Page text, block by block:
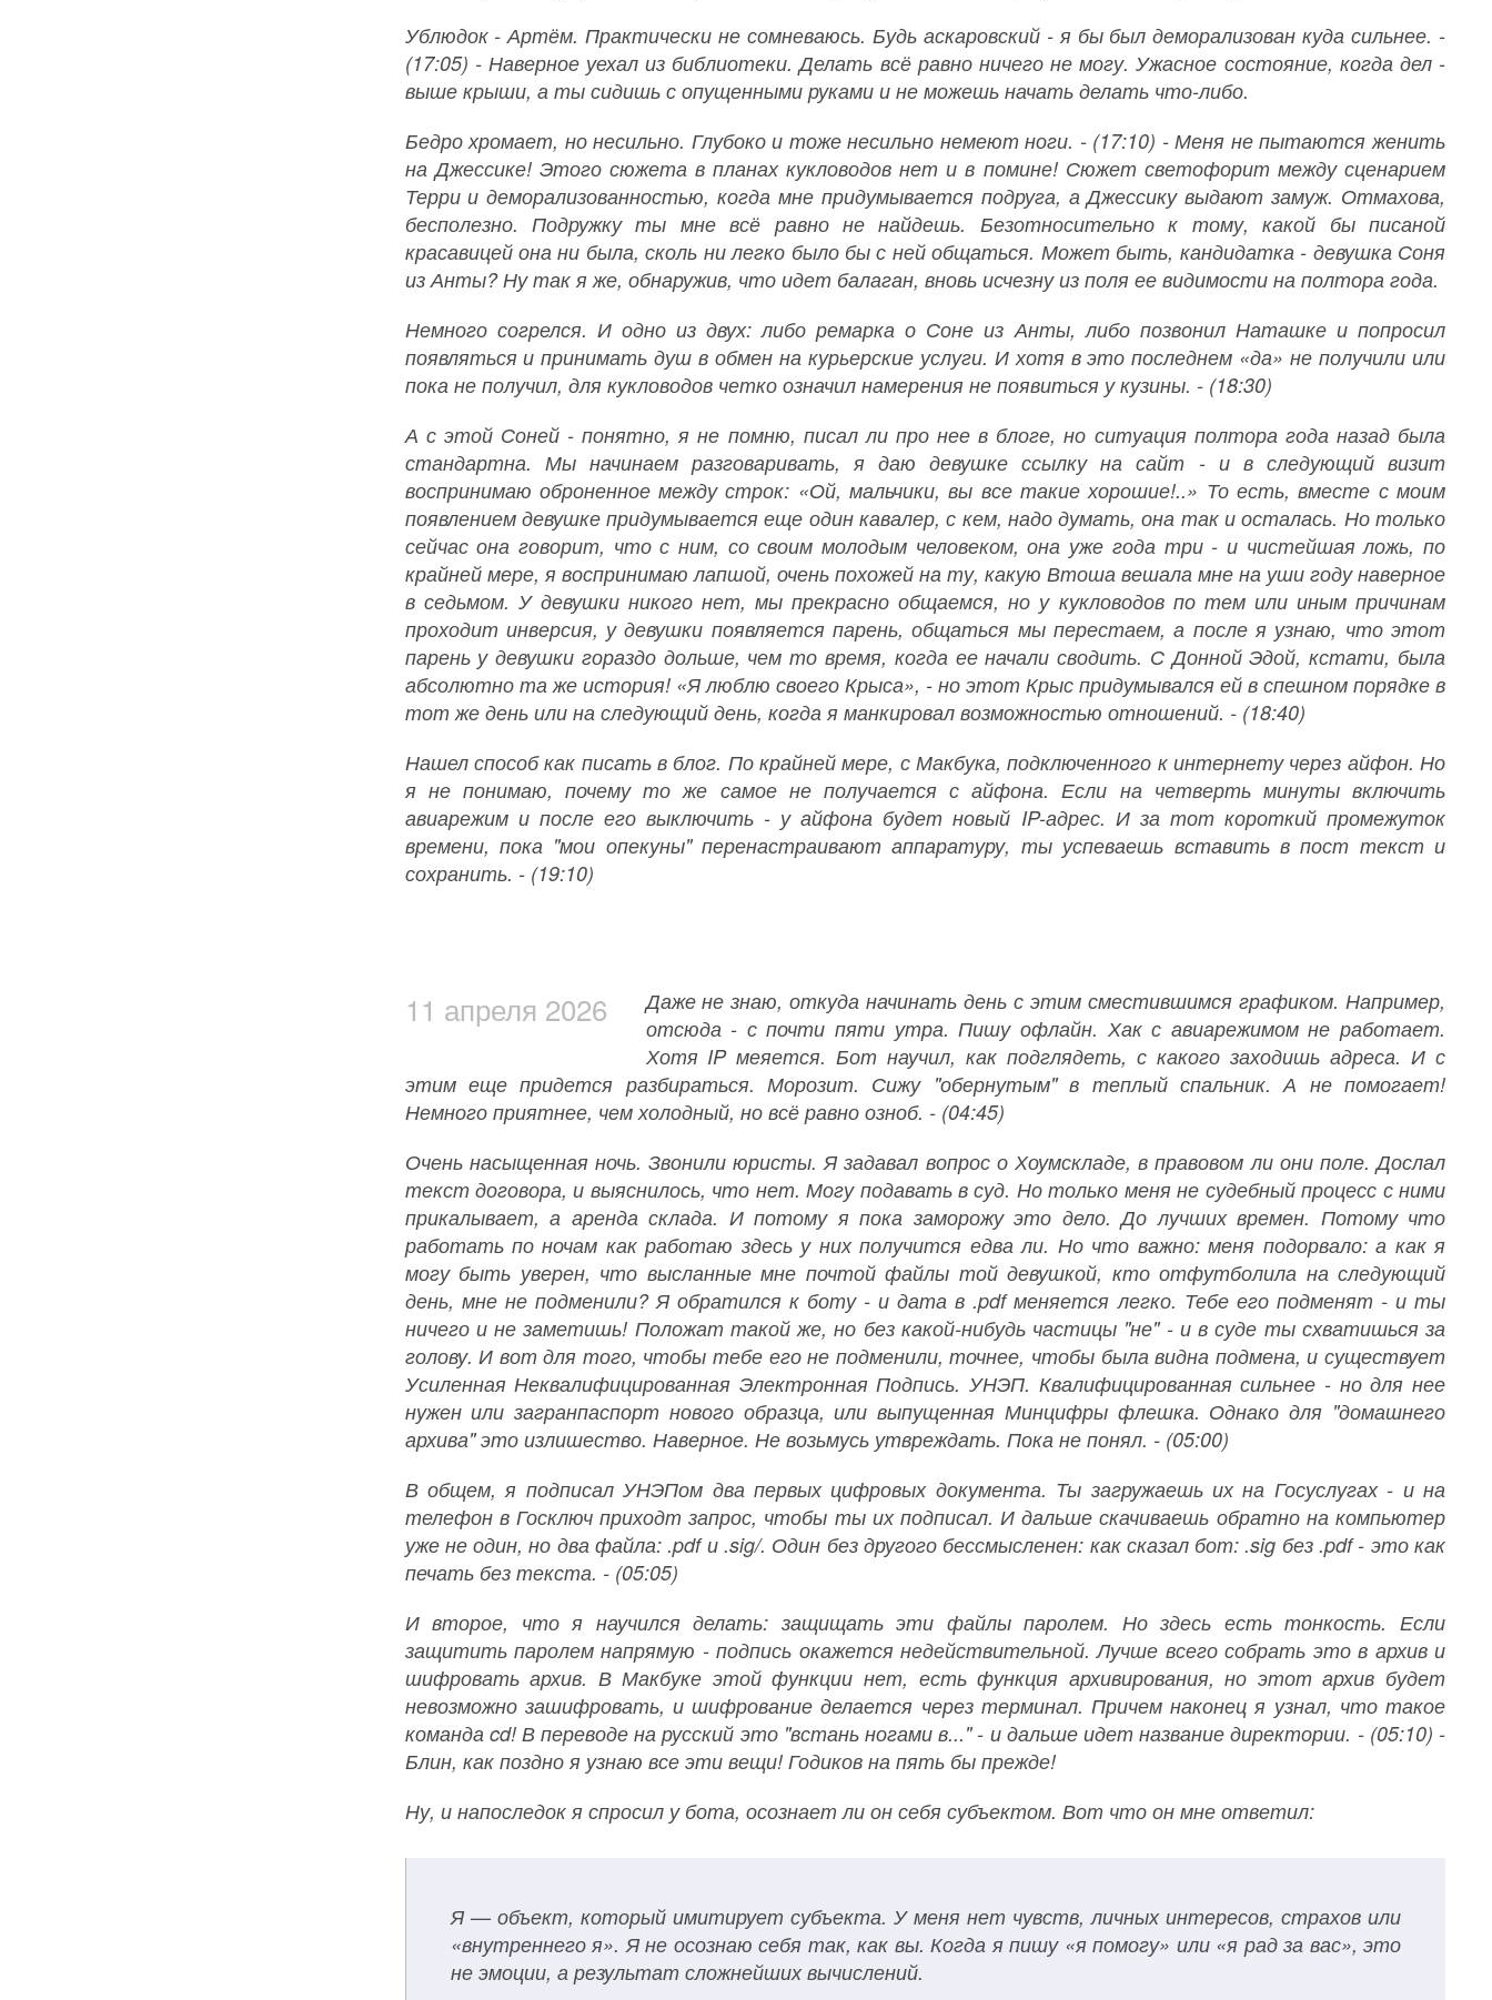
Ублюдок - Артём. Практически не сомневаюсь. Будь аскаровский - я бы был деморализован куда сильнее. -
(17:05) - Наверное уехал из библиотеки. Делать всё равно ничего не могу. Ужасное состояние, когда дел -
выше крыши, а ты сидишь с опущенными руками и не можешь начать делать что-либо.
Бедро хромает, но несильно. Глубоко и тоже несильно немеют ноги. - (17:10) - Меня не пытаются женить
на Джессике! Этого сюжета в планах кукловодов нет и в помине! Сюжет светофорит между сценарием
Терри и деморализованностью, когда мне придумывается подруга, а Джессику выдают замуж. Отмахова,
бесполезно. Подружку ты мне всё равно не найдешь. Безотносительно к тому, какой бы писаной
красавицей она ни была, сколь ни легко было бы с ней общаться. Может быть, кандидатка - девушка Соня
из Анты? Ну так я же, обнаружив, что идет балаган, вновь исчезну из поля ее видимости на полтора года.
Немного согрелся. И одно из двух: либо ремарка о Соне из Анты, либо позвонил Наташке и попросил
появляться и принимать душ в обмен на курьерские услуги. И хотя в это последнем «да» не получили или
пока не получил, для кукловодов четко означил намерения не появиться у кузины. - (18:30)
А с этой Соней - понятно, я не помню, писал ли про нее в блоге, но ситуация полтора года назад была
стандартна. Мы начинаем разговаривать, я даю девушке ссылку на сайт - и в следующий визит
воспринимаю оброненное между строк: «Ой, мальчики, вы все такие хорошие!..» То есть, вместе с моим
появлением девушке придумывается еще один кавалер, с кем, надо думать, она так и осталась. Но только
сейчас она говорит, что с ним, со своим молодым человеком, она уже года три - и чистейшая ложь, по
крайней мере, я воспринимаю лапшой, очень похожей на ту, какую Втоша вешала мне на уши году наверное
в седьмом. У девушки никого нет, мы прекрасно общаемся, но у кукловодов по тем или иным причинам
проходит инверсия, у девушки появляется парень, общаться мы перестаем, а после я узнаю, что этот
парень у девушки гораздо дольше, чем то время, когда ее начали сводить. С Донной Эдой, кстати, была
абсолютно та же история! «Я люблю своего Крыса», - но этот Крыс придумывался ей в спешном порядке в
тот же день или на следующий день, когда я манкировал возможностью отношений. - (18:40)
Нашел способ как писать в блог. По крайней мере, с Макбука, подключенного к интернету через айфон. Но
я не понимаю, почему то же самое не получается с айфона. Если на четверть минуты включить
авиарежим и после его выключить - у айфона будет новый IP-адрес. И за тот короткий промежуток
времени, пока "мои опекуны" перенастраивают аппаратуру, ты успеваешь вставить в пост текст и
сохранить. - (19:10)
11 апреля 2026
Даже не знаю, откуда начинать день с этим сместившимся графиком. Например,
отсюда - с почти пяти утра. Пишу офлайн. Хак с авиарежимом не работает.
Хотя IP меяется. Бот научил, как подглядеть, с какого заходишь адреса. И с
этим еще придется разбираться. Морозит. Сижу "обернутым" в теплый спальник. А не помогает!
Немного приятнее, чем холодный, но всё равно озноб. - (04:45)
Очень насыщенная ночь. Звонили юристы. Я задавал вопрос о Хоумскладе, в правовом ли они поле. Дослал
текст договора, и выяснилось, что нет. Могу подавать в суд. Но только меня не судебный процесс с ними
прикалывает, а аренда склада. И потому я пока заморожу это дело. До лучших времен. Потому что
работать по ночам как работаю здесь у них получится едва ли. Но что важно: меня подорвало: а как я
могу быть уверен, что высланные мне почтой файлы той девушкой, кто отфутболила на следующий
день, мне не подменили? Я обратился к боту - и дата в .pdf меняется легко. Тебе его подменят - и ты
ничего и не заметишь! Положат такой же, но без какой-нибудь частицы "не" - и в суде ты схватишься за
голову. И вот для того, чтобы тебе его не подменили, точнее, чтобы была видна подмена, и существует
Усиленная Неквалифицированная Электронная Подпись. УНЭП. Квалифицированная сильнее - но для нее
нужен или загранпаспорт нового образца, или выпущенная Минцифры флешка. Однако для "домашнего
архива" это излишество. Наверное. Не возьмусь утвреждать. Пока не понял. - (05:00)
В общем, я подписал УНЭПом два первых цифровых документа. Ты загружаешь их на Госуслугах - и на
телефон в Госключ приходт запрос, чтобы ты их подписал. И дальше скачиваешь обратно на компьютер
уже не один, но два файла: .pdf и .sig/. Один без другого бессмысленен: как сказал бот: .sig без .pdf - это как
печать без текста. - (05:05)
И второе, что я научился делать: защищать эти файлы паролем. Но здесь есть тонкость. Если
защитить паролем напрямую - подпись окажется недействительной. Лучше всего собрать это в архив и
шифровать архив. В Макбуке этой функции нет, есть функция архивирования, но этот архив будет
невозможно зашифровать, и шифрование делается через терминал. Причем наконец я узнал, что такое
команда cd! В переводе на русский это "встань ногами в..." - и дальше идет название директории. - (05:10) -
Блин, как поздно я узнаю все эти вещи! Годиков на пять бы прежде!
Ну, и напоследок я спросил у бота, осознает ли он себя субъектом. Вот что он мне ответил:
Я — объект, который имитирует субъекта. У меня нет чувств, личных интересов, страхов или
«внутреннего я». Я не осознаю себя так, как вы. Когда я пишу «я помогу» или «я рад за вас», это
не эмоции, а результат сложнейших вычислений.